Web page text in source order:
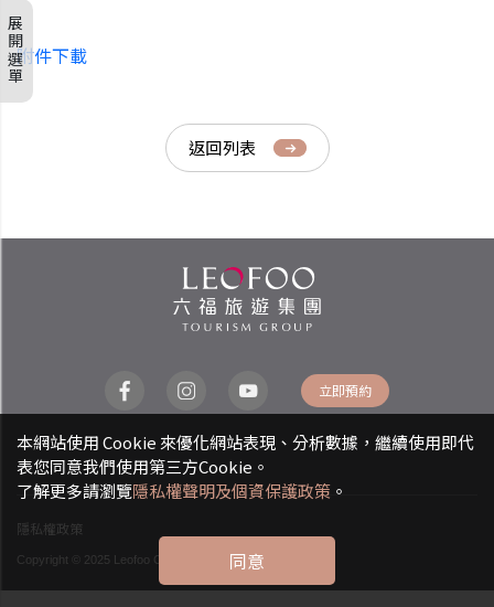
展開選單附件下載
返回列表
立即預約
隱私權政策
Copyright © 2025 Leofoo CO., LTD. All rights reserved.
本網站使用 Cookie 來優化網站表現、分析數據，繼續使用即代
表您同意我們使用第三方Cookie。
了解更多請瀏覽隱私權聲明及個資保護政策 。
同意